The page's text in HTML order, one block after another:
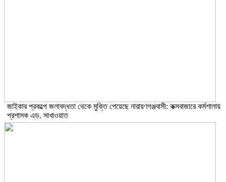
জাইকার প্রকল্পে জলাবদ্ধতা থেকে মুক্তি পেয়েছে নারায়ণগঞ্জবাসী: কক্সবাজারে কর্মশালায়
প্রশাসক এড. সাখাওয়াত